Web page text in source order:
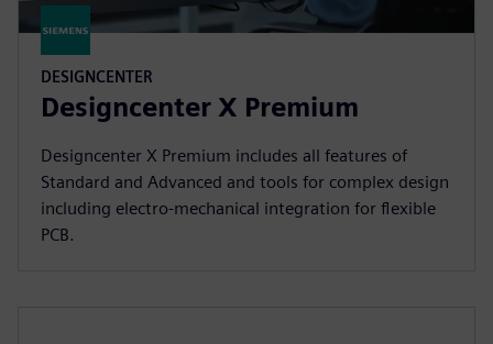
DESIGNCENTER
Designcenter X Premium
Designcenter X Premium includes all features of
Standard and Advanced and tools for complex design
including electro-mechanical integration for flexible
PCB.